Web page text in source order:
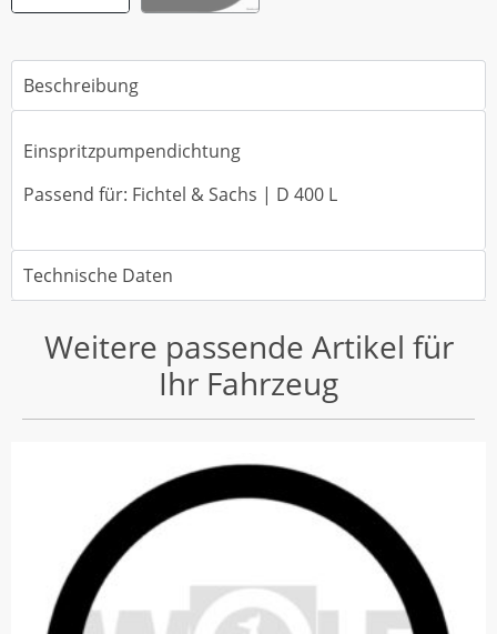
Beschreibung
Einspritzpumpendichtung
Passend für: Fichtel & Sachs | D 400 L
Technische Daten
Weitere passende Artikel für
Ihr Fahrzeug